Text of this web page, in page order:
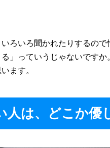
ろいろ聞かれたりするの
」っていうじゃないです
ます。
人は、どこか優